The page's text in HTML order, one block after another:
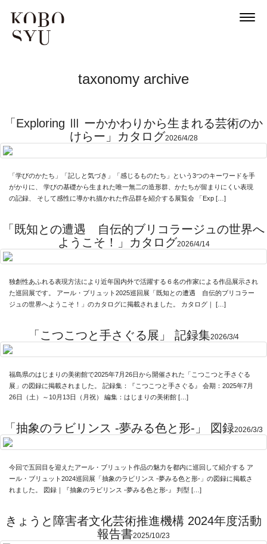
taxonomy archive
「Exploring Ⅲ ーかかわりから生まれる芸術のか
けらー」カタログ2026/4/28
「学びのかたち」「記しと気づき」「感じるものたち」という3つのキーワードを手
がかりに、 学びの基礎から生まれた唯一無二の造形群、かたちが留まりにくい表現
の記録、 そして感性に導かれ描かれた作品群を紹介する展覧会 「Exp […]
「既知との遭遇 自伝的ブリコラージュの世界へ
ようこそ！」カタログ2026/4/14
独創性あふれる表現方法により近年国内外で活躍する６名の作家による作品展示され
た巡回展です。 アール・ブリュット2025巡回展「既知との遭遇 自伝的ブリコラー
ジュの世界へようこそ！」のカタログに掲載されました。 カタログ｜ […]
「こつこつと手さぐる展」 記録集2026/3/4
福島県のはじまりの美術館で2025年7月26日から開催された「こつこつと手さぐる
展」の図録に掲載されました。 記録集：『こつこつと手さぐる』 会期：2025年7月
26日（土）～10月13日（月祝） 編集：はじまりの美術館 […]
「抽象のラビリンス -夢みる色と形-」 図録2026/3/3
今回で五回目を迎えたアール・ブリュット作品の魅力を都内に巡回して紹介する ア
ール・ブリュット2024巡回展「抽象のラビリンス -夢みる色と形-」の図録に掲載さ
れました。 図録｜『抽象のラビリンス -夢みる色と形-』 判型 […]
きょうと障害者文化芸術推進機構 2024年度活動
報告書2025/10/23